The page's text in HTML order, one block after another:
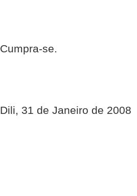
Cumpra-se.
Dili, 31 de Janeiro de 2008